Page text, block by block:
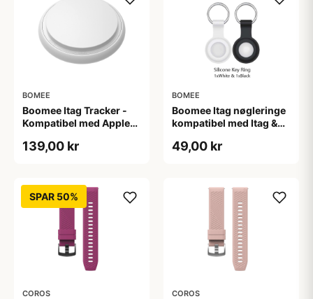
BOMEE
Boomee Itag Tracker -
Kompatibel med Apples
139,00 kr
BOMEE
Boomee Itag nøgleringe
kompatibel med Itag &
49,00 kr
SPAR 50%
COROS COROS